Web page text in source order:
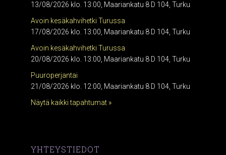
13/08/2026 klo. 13:00, Maariankatu 8 D 104, Turku
Avoin kesäkahvihetki Turussa
17/08/2026 klo. 13:00, Maariankatu 8 D 104, Turku
Avoin kesäkahvihetki Turussa
20/08/2026 klo. 13:00, Maariankatu 8 D 104, Turku
Puuroperjantai
21/08/2026 klo. 12:00, Maariankatu 8 D 104, Turku
Näytä kaikki tapahtumat »
YHTEYSTIEDOT